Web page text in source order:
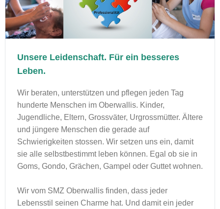
Unsere Leidenschaft. Für ein besseres
Leben.
Wir beraten, unterstützen und pflegen jeden Tag
hunderte Menschen im Oberwallis. Kinder,
Jugendliche, Eltern, Grossväter, Urgrossmütter. Ältere
und jüngere Menschen die gerade auf
Schwierigkeiten stossen. Wir setzen uns ein, damit
sie alle selbstbestimmt leben können. Egal ob sie in
Goms, Gondo, Grächen, Gampel oder Guttet wohnen.
Wir vom SMZ Oberwallis finden, dass jeder
Lebensstil seinen Charme hat. Und damit ein jeder